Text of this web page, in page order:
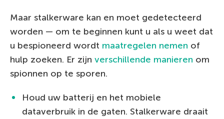
Maar stalkerware kan en moet gedetecteerd
worden — om te beginnen kunt u als u weet dat
u bespioneerd wordt maatregelen nemen of
hulp zoeken. Er zijn verschillende manieren om
spionnen op te sporen.
Houd uw batterij en het mobiele
dataverbruik in de gaten. Stalkerware draait